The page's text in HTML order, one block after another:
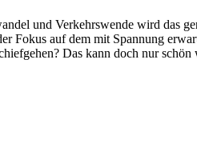
und Verkehrswende wird das
Fokus auf dem mit Spannung
Das kann doch nur schön